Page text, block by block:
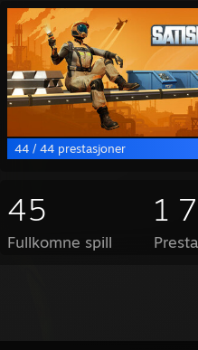
44 / 44 prestasjoner
45
Fullkomne spill
1